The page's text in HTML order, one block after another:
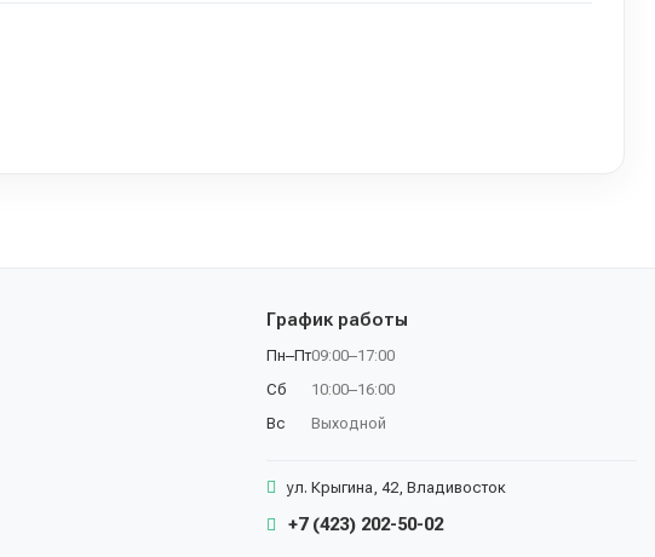
График работы
Пн–Пт
Сб
Вс
09:00–17:00
10:00–16:00
Выходной
ул. Крыгина, 42, Владивосток
+7 (423) 202-50-02